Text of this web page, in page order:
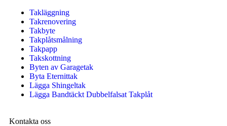
Takläggning
Takrenovering
Takbyte
Takplåtsmålning
Takpapp
Takskottning
Byten av Garagetak
Byta Eternittak
Lägga Shingeltak
Lägga Bandtäckt Dubbelfalsat Takplåt
Kontakta oss